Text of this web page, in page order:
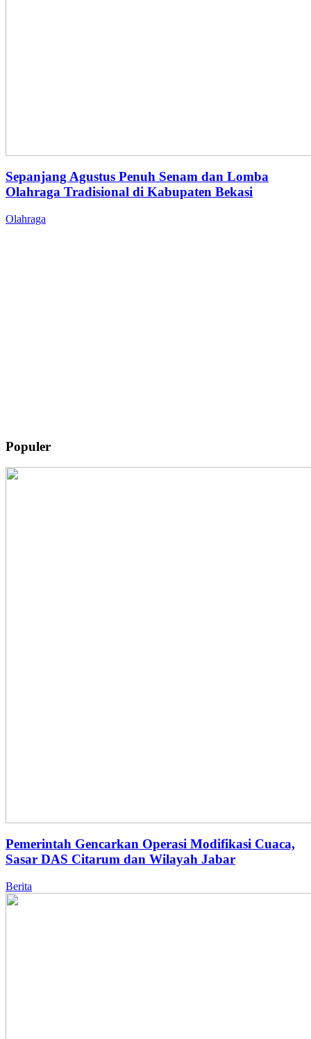
Sepanjang Agustus Penuh Senam dan Lomba
Olahraga Tradisional di Kabupaten Bekasi
Olahraga
Populer
Pemerintah Gencarkan Operasi Modifikasi Cuaca,
Sasar DAS Citarum dan Wilayah Jabar
Berita